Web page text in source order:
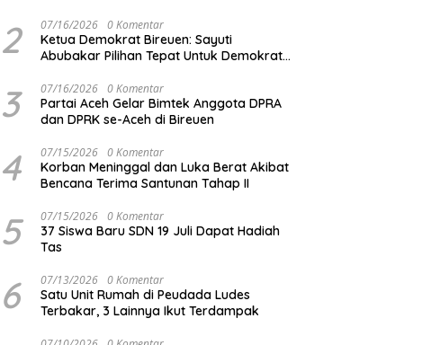
2 07/16/2026 0 Komentar
Ketua Demokrat Bireuen: Sayuti
Abubakar Pilihan Tepat Untuk Demokrat
3 07/16/2026 0 Komentar
Partai Aceh Gelar Bimtek Anggota DPRA
dan DPRK se-Aceh di Bireuen
4 07/15/2026 0 Komentar
Korban Meninggal dan Luka Berat Akibat
Bencana Terima Santunan Tahap II
5 07/15/2026 0 Komentar
37 Siswa Baru SDN 19 Juli Dapat Hadiah
Tas
6 07/13/2026 0 Komentar
Satu Unit Rumah di Peudada Ludes
Terbakar, 3 Lainnya Ikut Terdampak